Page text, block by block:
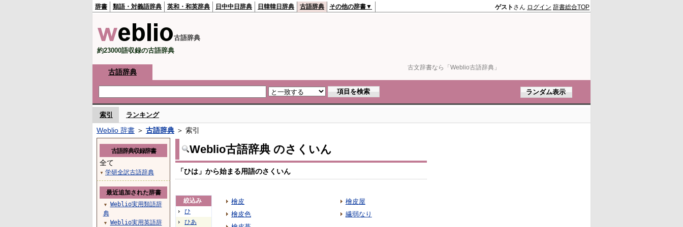
古文辞書なら「Weblio古語辞典」
辞書 類語・対義語辞典 英和・和英辞典 日中中日辞典 日韓韓日辞典 古語辞典 その他の辞書▼ ゲスト さん ログイン 辞書総合TOP
古語辞典
約23000語収録の古語辞典
古語辞典
索引 ランキング
Weblio 辞書 ＞ 古語辞典 ＞ 索引
Weblio古語辞典 のさくいん
「ひは」から始まる用語のさくいん
絞込み
ひ
ひあ
檜皮
檜皮色
檜皮屋
繊弱なり
古語辞典収録辞書
全て
▼ 学研全訳古語辞典
最近追加された辞書
▼
Weblio実用類語辞
典
▼ Weblio実用英語辞